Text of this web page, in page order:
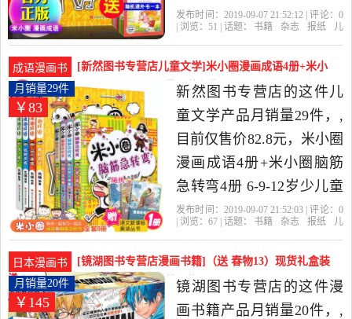
带拼音漫画书 适合一年级
二三年级课外书老师推荐
阅读是2019年东方阅图书
专营店精选书籍,杂志,报纸
当中性价比很高的儿童文
学，由上海发货。
发布时间：2019-09-07 21:52:12 | 评论： 0
| 浏览： 51 | 话题： 书籍 杂志 报纸
儿
成语漫画书
[新然图书专营店儿童文学]米小圈漫画成语4册+米小
圈脑筋急转弯月销量29件仅售82.8元
￥83
月销量29件
新然图书专营店的这件儿
童文学产品月销量29件，,
目前仅售价82.8元，米小圈
漫画成语4册+米小圈脑筋
急转弯4册 6-9-12岁少儿童
文学 漫画成语谜语益智 一
书 正版是2019年新然图书
专营店精选书籍,杂志,报纸
当中性价比很高的儿童文
发布时间：2019-09-07 21:52:03 | 评论： 0
| 浏览： 67 | 话题： 书籍 杂志 报纸
儿
日本漫画书
[镜湖图书专营店漫画书籍]（送 春物13）现货礼盒装
爆漫王食月销量20件仅售145元
￥145
月销量20件
镜湖图书专营店的这件漫
画书籍产品月销量20件，,